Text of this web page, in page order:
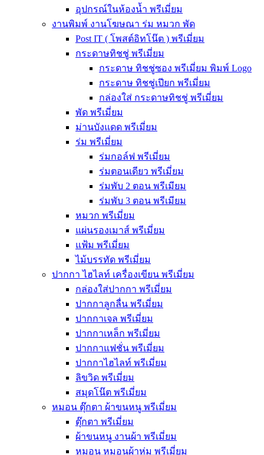
อุปกรณ์ในห้องน้ำ พรีเมี่ยม
งานพิมพ์ งานโฆษณา ร่ม หมวก พัด
Post IT ( โพสต์อิทโน๊ต ) พรีเมี่ยม
กระดาษทิชชู่ พรีเมี่ยม
กระดาษ ทิชชู่ซอง พรีเมี่ยม พิมพ์ Logo
กระดาษ ทิชชู่เปียก พรีเมี่ยม
กล่องใส่ กระดาษทิชชู่ พรีเมี่ยม
พัด พรีเมี่ยม
ม่านบังแดด พรีเมี่ยม
ร่ม พรีเมี่ยม
ร่มกอล์ฟ พรีเมี่ยม
ร่มตอนเดียว พรีเมี่ยม
ร่มพับ 2 ตอน พรีเมียม
ร่มพับ 3 ตอน พรีเมียม
หมวก พรีเมี่ยม
แผ่นรองเมาส์ พรีเมี่ยม
แฟ้ม พรีเมี่ยม
ไม้บรรทัด พรีเมี่ยม
ปากกา ไฮไลท์ เครื่องเขียน พรีเมี่ยม
กล่องใส่ปากกา พรีเมี่ยม
ปากกาลูกลื่น พรีเมี่ยม
ปากกาเจล พรีเมี่ยม
ปากกาเหล็ก พรีเมี่ยม
ปากกาแฟชั่น พรีเมี่ยม
ปากกาไฮไลท์ พรีเมี่ยม
ลิขวิด พรีเมี่ยม
สมุดโน๊ต พรีเมี่ยม
หมอน ตุ๊กตา ผ้าขนหนู พรีเมี่ยม
ตุ๊กตา พรีเมี่ยม
ผ้าขนหนู งานผ้า พรีเมี่ยม
หมอน หมอนผ้าห่ม พรีเมี่ยม